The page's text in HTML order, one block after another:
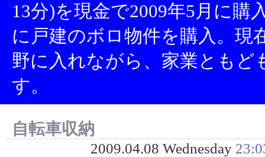
13分)を現金で2009年5月に購
に戸建のボロ物件を購入。現
野に入れながら、家業とも
す。
自転車収納
2009.04.08 Wednesday